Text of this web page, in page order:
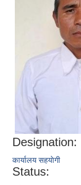
Designation:
कार्यालय सहयाेगी
Status: